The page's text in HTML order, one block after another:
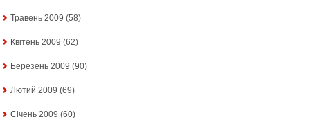
Травень 2009 (58)
Квітень 2009 (62)
Березень 2009 (90)
Лютий 2009 (69)
Січень 2009 (60)